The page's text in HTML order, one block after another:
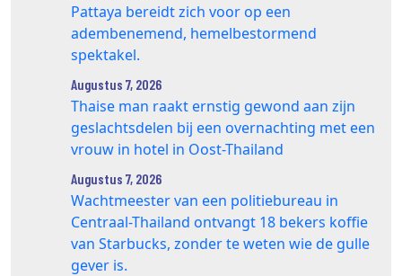
Pattaya bereidt zich voor op een
adembenemend, hemelbestormend
spektakel.
Augustus 7, 2026
Thaise man raakt ernstig gewond aan zijn
geslachtsdelen bij een overnachting met een
vrouw in hotel in Oost-Thailand
Augustus 7, 2026
Wachtmeester van een politiebureau in
Centraal-Thailand ontvangt 18 bekers koffie
van Starbucks, zonder te weten wie de gulle
gever is.